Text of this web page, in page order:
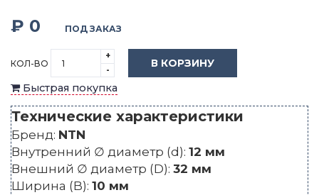
₽ 0 ПОД ЗАКАЗ
КОЛ-ВО
+
-
В КОРЗИНУ
Быстрая покупка
Технические характеристики
Бренд: NTN
Внутренний ∅ диаметр (d): 12 мм
Внешний ∅ диаметр (D): 32 мм
Ширина (B): 10 мм